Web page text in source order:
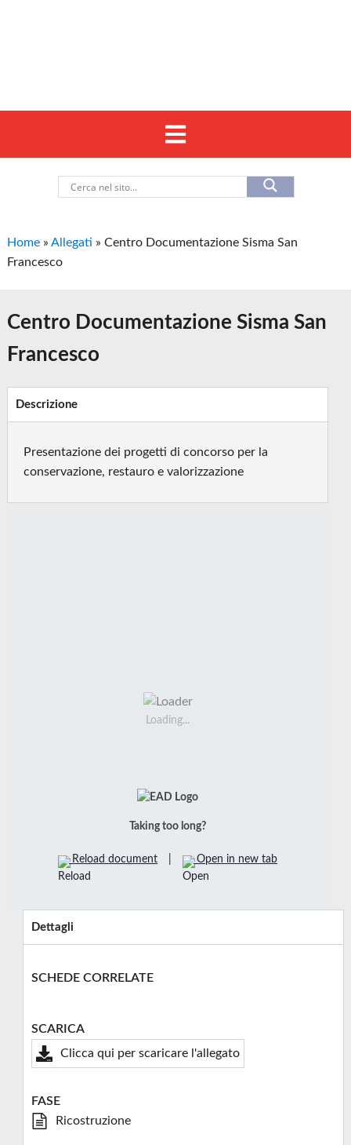
Home »Allegati »Centro Documentazione Sisma San
Francesco
Centro Documentazione Sisma San
Francesco
Descrizione
Presentazione dei progetti di concorso per la
conservazione, restauro e valorizzazione
Loading...
Taking too long?
Reload document Open in new tab
Dettagli
SCHEDE CORRELATE
SCARICA
Clicca qui per scaricare l'allegato
FASE
Ricostruzione